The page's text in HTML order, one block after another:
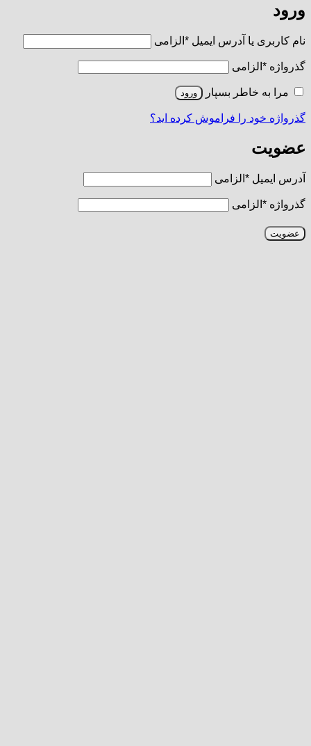
ورود
نام کاربری یا آدرس ایمیل * الزامی
گذرواژه * الزامی
مرا به خاطر بسپار ورود
گذرواژه خود را فراموش کرده اید؟
عضویت
آدرس ایمیل * الزامی
گذرواژه * الزامی
عضویت